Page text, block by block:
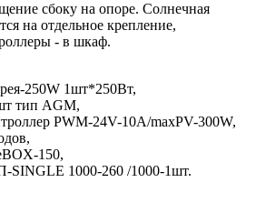
сбоку на опоре. Солнечная
на отдельное крепление,
- в шкаф.
250W 1шт*250Вт,
тип AGM,
PWM-24V-10A/maxPV-300W,
150,
SINGLE 1000-260 /1000-1шт.